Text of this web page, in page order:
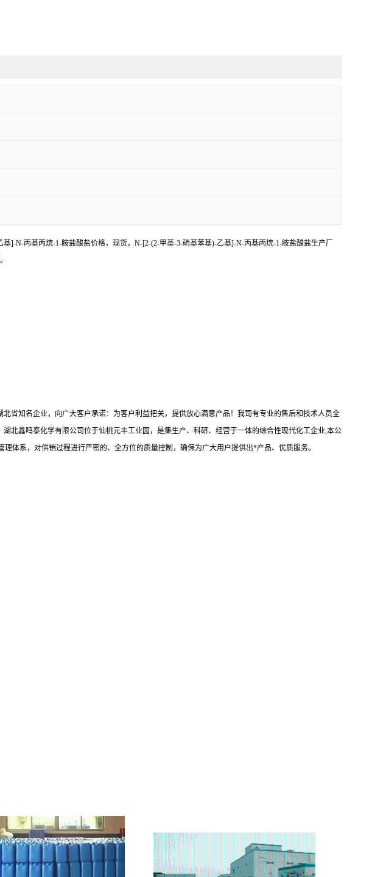
]-N-丙基丙烷-1-胺盐酸盐价格，现货，N-[2-(2-甲基-3-硝基苯基)-乙基]-N-丙基丙烷-1-胺盐酸盐生产厂
省知名企业，向广大客户承诺：为客户利益把关，提供放心满意产品！我司有专业的售后和技术人员全
北鑫鸣泰化学有限公司位于仙桃元丰工业园，是集生产、科研、经营于一体的综合性现代化工企业,本公
体系，对供销过程进行严密的、全方位的质量控制，确保为广大用户提供出*产品、优质服务。